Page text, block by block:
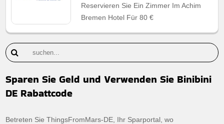
Reservieren Sie Ein Zimmer Im Achim
Bremen Hotel Für 80 €
Sparen Sie Geld und Verwenden Sie Binibini
DE Rabattcode
Betreten Sie ThingsFromMars-DE, Ihr Sparportal, wo